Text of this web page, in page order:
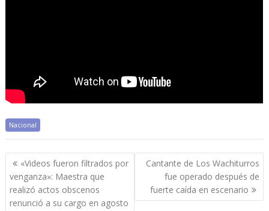
Nacional
Navegación
de
entradas
«Videos fueron filtrados por
venganza»: Maestra que
realizó actos obscenos
renunció a su cargo en agosto
Cantante de Los Wachiturros
fue operado después de
fuerte caída en escenario